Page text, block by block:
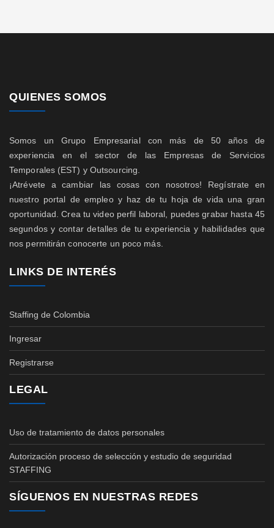
QUIENES SOMOS
Somos un Grupo Empresarial con más de 50 años de
experiencia en el sector de las Empresas de Servicios
Temporales (EST) y Outsourcing.
¡Atrévete a cambiar las cosas con nosotros! Regístrate en
nuestro portal de empleo y haz de tu hoja de vida una gran
oportunidad. Crea tu video perfil laboral, puedes grabar hasta 45
segundos y contar detalles de tu experiencia y habilidades que
nos permitirán conocerte un poco más.
LINKS DE INTERÉS
Staffing de Colombia
Ingresar
Registrarse
LEGAL
Uso de tratamiento de datos personales
Autorización proceso de selección y estudio de seguridad
STAFFING
SÍGUENOS EN NUESTRAS REDES